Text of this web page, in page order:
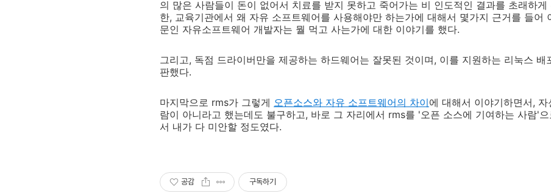
의 많은 사람들이 돈이 없어서 치료를 받지 못하고 죽어가는 비 인도적인 결과를 초래하
한, 교육기관에서 왜 자유 소프트웨어를 사용해야만 하는가에 대해서 몇가지 근거를 들어
문인 자유소프트웨어 개발자는 뭘 먹고 사는가에 대한 이야기를 했다.
그리고, 독점 드라이버만을 제공하는 하드웨어는 잘못된 것이며, 이를 지원하는 리눅스 배
판했다.
마지막으로 rms가 그렇게 오픈소스와 자유 소프트웨어의 차이에 대해서 이야기하면서,
람이 아니라고 했는데도 불구하고, 바로 그 자리에서 rms를 '오픈 소스에 기여하는 사람'
서 내가 다 미안할 정도였다.
공감 구독하기